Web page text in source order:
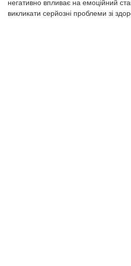
негативно впливає на емоційний
викликати серйозні проблеми зі